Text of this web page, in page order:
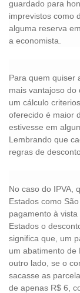
guardado para
imprevistos como
alguma reserva
a economista.
Para quem quiser
mais vantajoso
um cálculo
oferecido é maior
estivesse em
Lembrando que
regras de
No caso do IPVA,
Estados como
pagamento à
Estados o
significa que, um
um abatimento de
outro lado, se o
sacasse as
de apenas R$ 6,